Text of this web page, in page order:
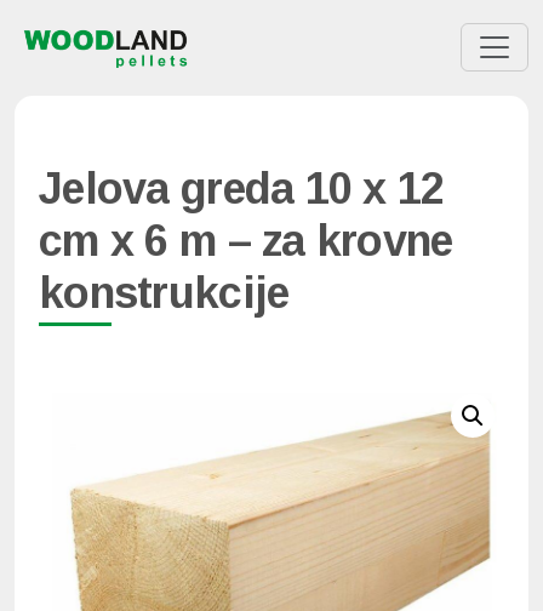
Jelova greda 10 x 12
cm x 6 m – za krovne
konstrukcije